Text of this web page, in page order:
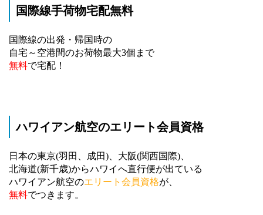
国際線手荷物宅配無料
国際線の出発・帰国時の
自宅～空港間のお荷物最大3個まで
無料で宅配！
ハワイアン航空のエリート会員資格
日本の東京(羽田、成田)、大阪(関西国際)、
北海道(新千歳)からハワイへ直行便が出ている
ハワイアン航空のエリート会員資格が、
無料でつきます。